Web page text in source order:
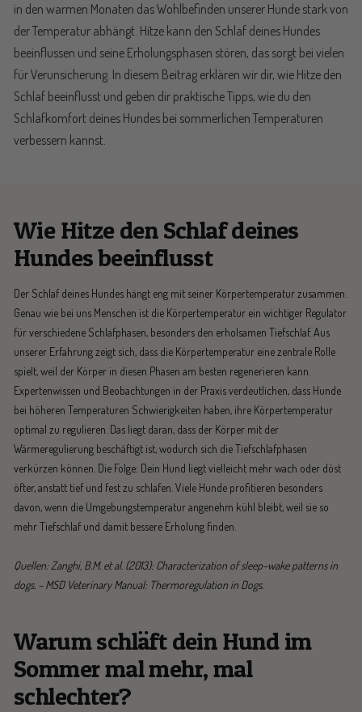
in den warmen Monaten das Wohlbefinden unserer Hunde stark von
der Temperatur abhängt. Hitze kann den Schlaf deines Hundes
beeinflussen und seine Erholungsphasen stören, das sorgt bei vielen
für Verunsicherung. In diesem Beitrag erklären wir dir, wie Hitze den
Schlaf beeinflusst und geben dir praktische Tipps, wie du den
Schlafkomfort deines Hundes bei sommerlichen Temperaturen
verbessern kannst.
Wie Hitze den Schlaf deines
Hundes beeinflusst
Der Schlaf deines Hundes hängt eng mit seiner Körpertemperatur zusammen.
Genau wie bei uns Menschen ist die Körpertemperatur ein wichtiger Regulator
für verschiedene Schlafphasen, besonders den erholsamen Tiefschlaf. Aus
unserer Erfahrung zeigt sich, dass die Körpertemperatur eine zentrale Rolle
spielt, weil der Körper in diesen Phasen am besten regenerieren kann.
Expertenwissen und Beobachtungen in der Praxis verdeutlichen, dass Hunde
bei höheren Temperaturen Schwierigkeiten haben, ihre Körpertemperatur
optimal zu regulieren. Das liegt daran, dass der Körper mit der
Wärmeregulierung beschäftigt ist, wodurch sich die Tiefschlafphasen
verkürzen können. Die Folge: Dein Hund liegt vielleicht mehr wach oder döst
öfter, anstatt tief und fest zu schlafen. Viele Hunde profitieren besonders
davon, wenn die Umgebungstemperatur angenehm kühl bleibt, weil sie so
mehr Tiefschlaf und damit bessere Erholung finden.
Quellen: Zanghi, B.M. et al. (2013): Characterization of sleep–wake patterns in
dogs. – MSD Veterinary Manual: Thermoregulation in Dogs.
Warum schläft dein Hund im
Sommer mal mehr, mal
schlechter?